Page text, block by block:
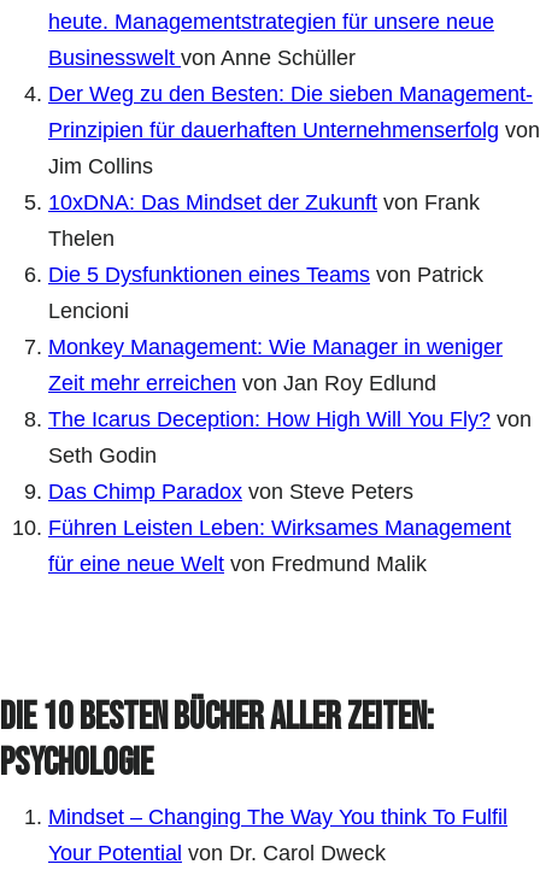
heute. Managementstrategien für unsere neue
Businesswelt von Anne Schüller
Der Weg zu den Besten: Die sieben Management-
Prinzipien für dauerhaften Unternehmenserfolg von
Jim Collins
10xDNA: Das Mindset der Zukunft von Frank
Thelen
Die 5 Dysfunktionen eines Teams von Patrick
Lencioni
Monkey Management: Wie Manager in weniger
Zeit mehr erreichen von Jan Roy Edlund
The Icarus Deception: How High Will You Fly? von
Seth Godin
Das Chimp Paradox von Steve Peters
Führen Leisten Leben: Wirksames Management
für eine neue Welt von Fredmund Malik
Die 10 besten Bücher aller Zeiten:
Psychologie
Mindset – Changing The Way You think To Fulfil
Your Potential von Dr. Carol Dweck